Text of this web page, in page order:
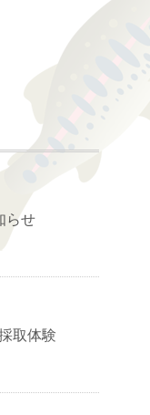
らせ
取体験